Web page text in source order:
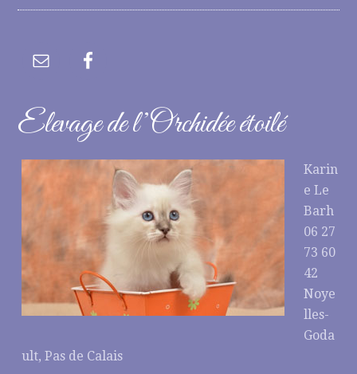
Elevage de l’Orchidée étoilé
Karin
e Le
Barh
06 27
73 60
42
Noye
lles-
Goda
ult, Pas de Calais